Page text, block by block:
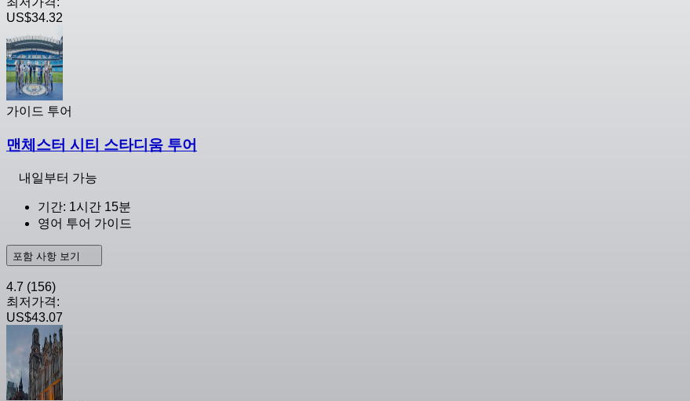
US$34.32
가이드 투어
맨체스터 시티 스타디움 투어
내일부터 가능
기간: 1시간 15분
영어 투어 가이드
포함 사항 보기
4.7 (156)
최저가격:
US$43.07